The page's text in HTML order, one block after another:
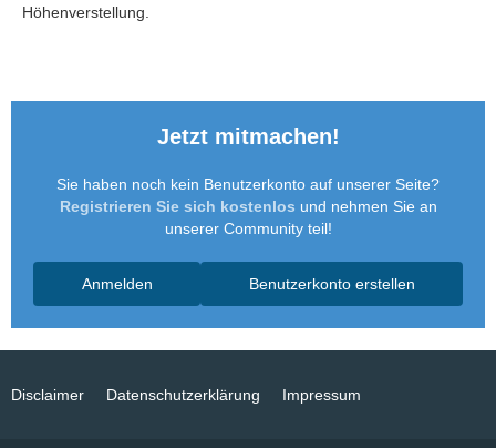
Höhenverstellung.
Jetzt mitmachen!
Sie haben noch kein Benutzerkonto auf unserer Seite?
Registrieren Sie sich kostenlos und nehmen Sie an
unserer Community teil!
Benutzerkonto erstellen
Anmelden
Disclaimer Datenschutzerklärung Impressum